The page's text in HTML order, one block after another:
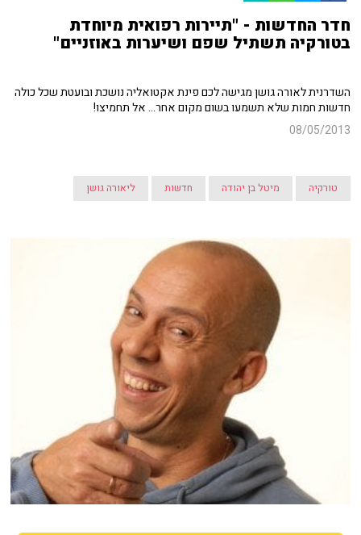
חדר החדשות - "תיירות רפואית מיוחדת
בטורקיה תשתיל שפם ושיערות באוזניים"
השדרנית לאורה גושן מגישה לכם פינת אקטואליה נושכת ובועטת שכל כולה
חדשות חמות שלא תשמעו בשום מקום אחר... אל תחמיצו!
08/05/2013
טורקיה מיטל בן יהודה חדשות ליאורה גושן